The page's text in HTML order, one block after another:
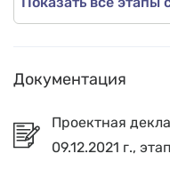
Документация
Проектная
09.12.2021 г.,